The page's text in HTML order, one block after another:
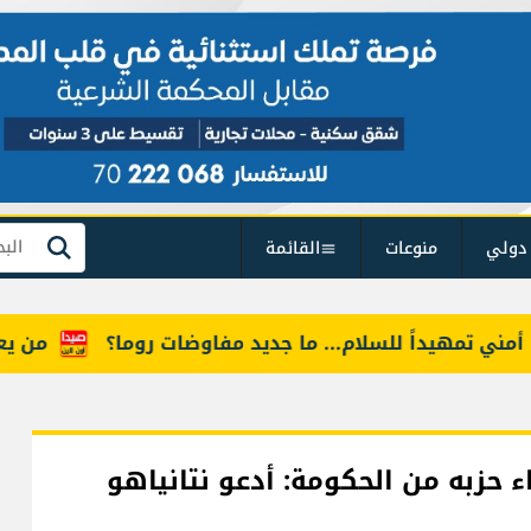
منوعات القائمة بحث
من يعرف تمهيداً للسلام... ما جديد مفاوضات روما؟
من الحكومة: أدعو نتانياهو